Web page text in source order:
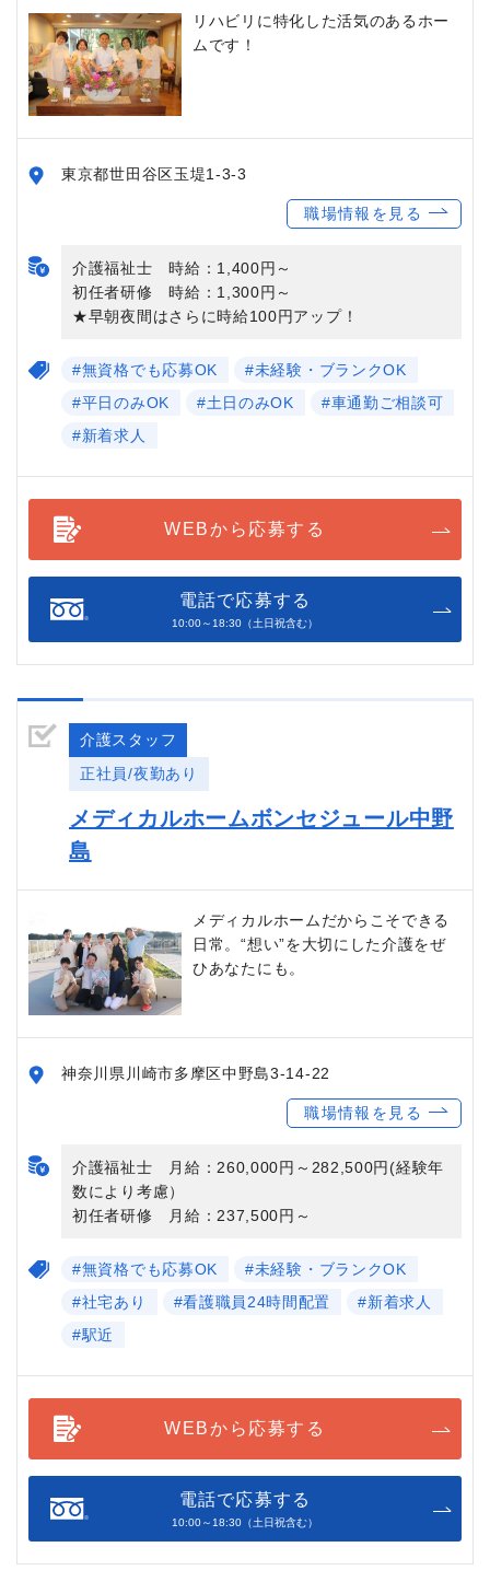
リハビリに特化した活気のあるホー
ムです！
東京都世田谷区玉堤1-3-3
職場情報を見る
介護福祉士 時給：1,400円～
初任者研修 時給：1,300円～
★早朝夜間はさらに時給100円アップ！
#無資格でも応募OK
#未経験・ブランクOK
#平日のみOK
#土日のみOK
#車通勤ご相談可
#新着求人
WEBから応募する
電話で応募する
10:00～18:30（土日祝含む）
介護スタッフ
正社員/夜勤あり
メディカルホームボンセジュール中野
島
メディカルホームだからこそできる
日常。“想い”を大切にした介護をぜ
ひあなたにも。
神奈川県川崎市多摩区中野島3-14-22
職場情報を見る
介護福祉士 月給：260,000円～282,500円(経験年
数により考慮）
初任者研修 月給：237,500円～
#無資格でも応募OK
#未経験・ブランクOK
#社宅あり
#看護職員24時間配置
#新着求人
#駅近
WEBから応募する
電話で応募する
10:00～18:30（土日祝含む）